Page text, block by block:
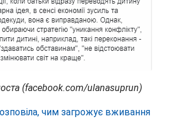
(facebook.com/ulanasuprun)
чим загрожує вживання